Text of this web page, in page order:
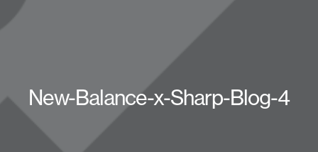
New-Balance-x-Sharp-Blog-4